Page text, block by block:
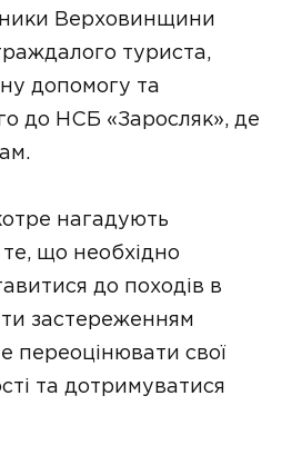
Верховинщини
туриста,
допомогу та
до НСБ «Заросляк», де
нагадують
що необхідно
до походів в
застереженням
переоцінювати свої
та дотримуватися